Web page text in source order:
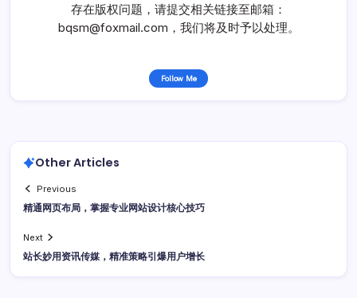
存在版权问题，请提交相关链接至邮箱：
bqsm@foxmail.com，我们将及时予以处理。
Follow Me
Other Articles
Previous
精通网页布局，掌握专业网站设计核心技巧
Next
站长妙用资讯传媒，精准策略引爆用户增长